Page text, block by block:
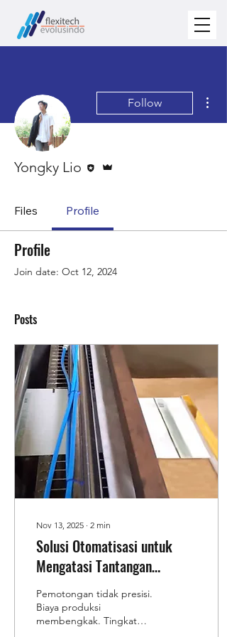
Follow
Yongky Lio
Files Profile
Profile
Join date: Oct 12, 2024
Posts
Nov 13, 2025 ∙ 2 min
Solusi Otomatisasi untuk
Mengatasi Tantangan
Produksi di Norita Flexindo
Pemotongan tidak presisi.
Biaya produksi
membengkak. Tingkat